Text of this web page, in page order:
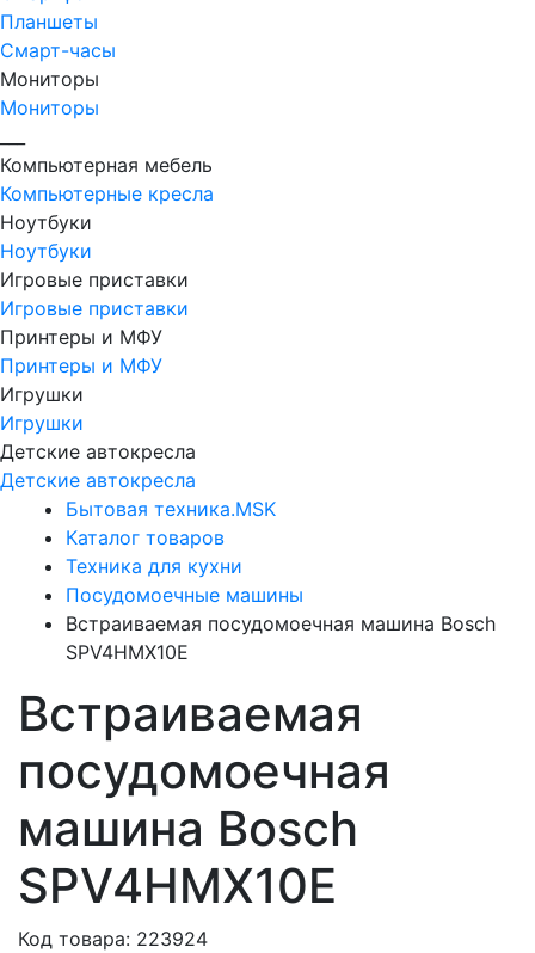
Планшеты
Смарт-часы
Мониторы
Мониторы
Компьютерная мебель
Компьютерные кресла
Ноутбуки
Ноутбуки
Игровые приставки
Игровые приставки
Принтеры и МФУ
Принтеры и МФУ
Игрушки
Игрушки
Детские автокресла
Детские автокресла
Бытовая техника.MSK
Каталог товаров
Техника для кухни
Посудомоечные машины
Встраиваемая посудомоечная машина Bosch
SPV4HMX10E
Встраиваемая
посудомоечная
машина Bosch
SPV4HMX10E
Код товара: 223924